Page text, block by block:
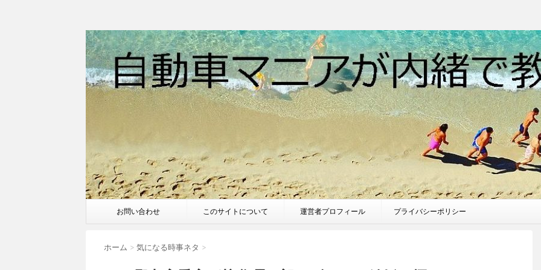
お問い合わせ このサイトについて 運営者プロフィール プライバシーポリシー
ホーム > 気になる時事ネタ >